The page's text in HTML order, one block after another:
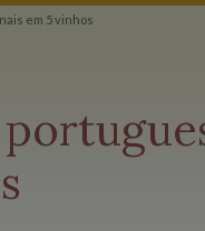
em 5 vinhos